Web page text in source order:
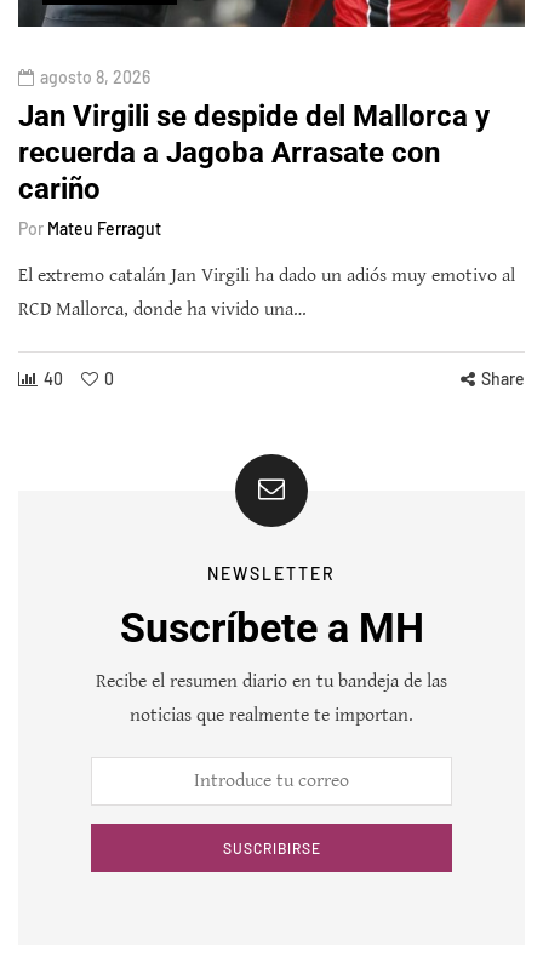
agosto 8, 2026
Jan Virgili se despide del Mallorca y
recuerda a Jagoba Arrasate con
cariño
Por Mateu Ferragut
El extremo catalán Jan Virgili ha dado un adiós muy emotivo al
RCD Mallorca, donde ha vivido una…
40 0 Share
NEWSLETTER
Suscríbete a MH
Recibe el resumen diario en tu bandeja de las
noticias que realmente te importan.
SUSCRIBIRSE